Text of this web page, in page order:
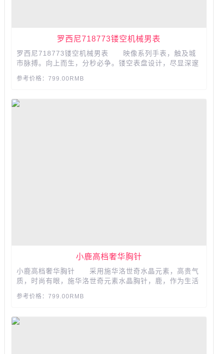
罗西尼718773镂空机械男表
罗西尼718773镂空机械男表 映像系列手表，触及城
市脉搏。向上而生，分秒必争。镂空表盘设计，尽显深邃
尼型号:718733 风格:个性 形状:圆形 成色:全
参考价格：799.00RMB
小鹿高档奢华胸针
小鹿高档奢华胸针 采用施华洛世奇水晶元素，高贵气
质，时尚有眼，施华洛世奇元素水晶胸针，鹿，作为生活
符号，代表着智慧和希望，每个角度都闪烁迷人动人心
参考价格：799.00RMB